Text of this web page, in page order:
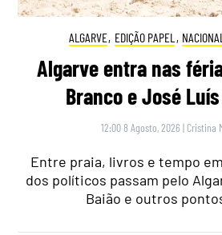
ALGARVE, EDIÇÃO PAPEL , NACIONAL
Algarve entra nas
Branco e José
12:00 8 Agosto, 2026 | Cristina
Entre praia, livros e tempo
dos políticos passam pelo
Baião e outros